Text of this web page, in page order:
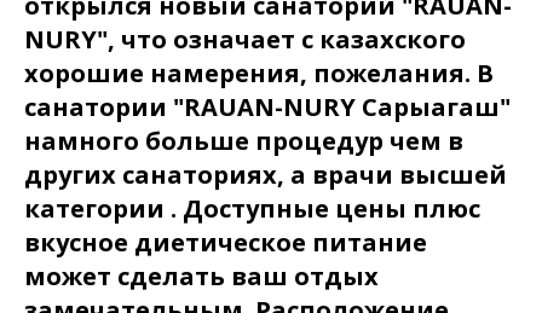
NURY", что означает с казахского
хорошие намерения, пожелания. В
санатории "RAUAN-NURY Сарыагаш"
намного больше процедур чем в
других санаториях, а врачи высшей
категории . Доступные цены плюс
вкусное диетическое питание
может сделать ваш отдых